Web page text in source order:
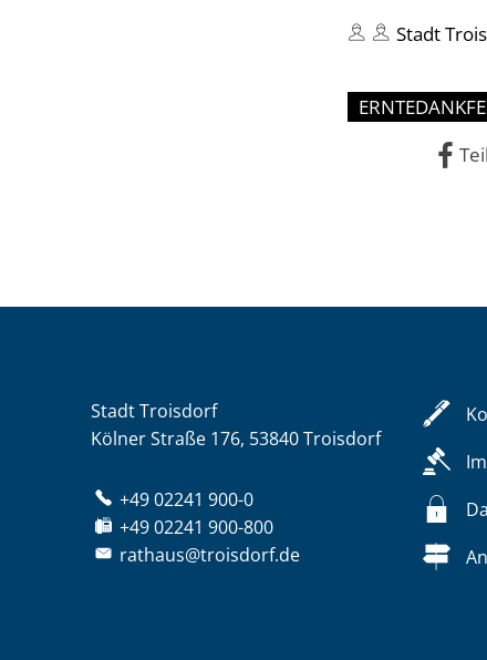
Stadt
Stadt Troisdorf
Kölner Straße 176, 53840 Troisdorf
+49 02241 900-0
+49 02241 900-800
rathaus@troisdorf.de